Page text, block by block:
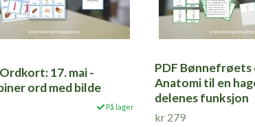
17. mai -
ord med bilde
På lager
PDF Bønnefrøets
Anatomi til en
delenes funksjon
kr 279